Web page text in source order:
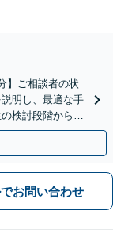
】ご相談者の状
明し、最適な手
検討段階から親
可】
お問い合わせ